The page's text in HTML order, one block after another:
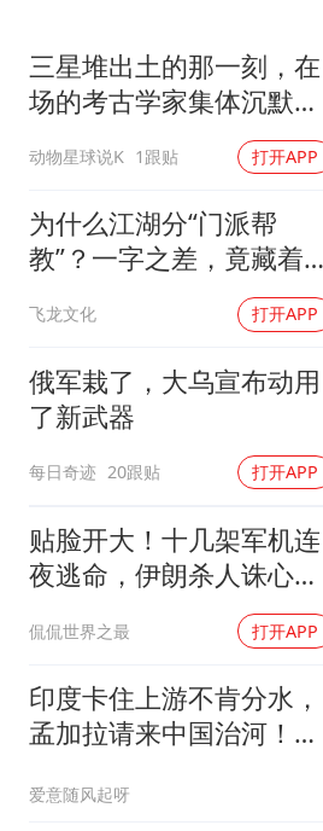
乐享全民
三星堆出土的那一刻，在
场的考古学家集体沉默
了，颠覆所有人的认知
动物星球说K 1跟贴 打开APP
为什么江湖分“门派帮
教”？一字之差，竟藏着不
飞龙文化 打开APP
俄军栽了，大乌宣布动用
了新武器
每日奇迹 20跟贴 打开APP
贴脸开大！十几架军机连
夜逃命，伊朗杀人诛心，
侃侃世界之最 打开APP
印度卡住上游不肯分水，
孟加拉请来中国治河！一
爱意随风起呀